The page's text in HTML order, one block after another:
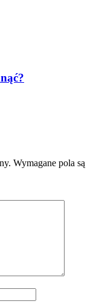
Wymagane pola są